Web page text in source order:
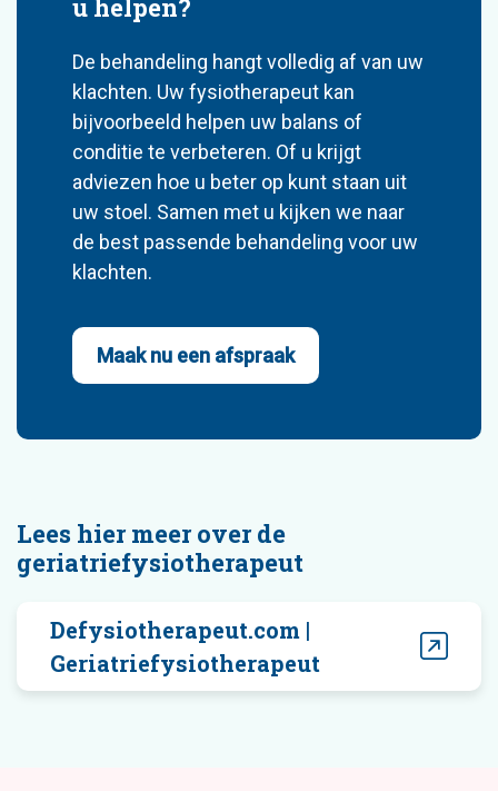
u helpen?
De behandeling hangt volledig af van uw
klachten. Uw fysiotherapeut kan
bijvoorbeeld helpen uw balans of
conditie te verbeteren. Of u krijgt
adviezen hoe u beter op kunt staan uit
uw stoel. Samen met u kijken we naar
de best passende behandeling voor uw
klachten.
Maak nu een afspraak
Lees hier meer over de
geriatriefysiotherapeut
Defysiotherapeut.com |
Geriatriefysiotherapeut